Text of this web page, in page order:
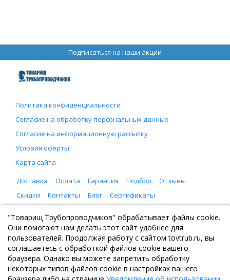
Подписаться на наши акции
Политика конфиденциальности
Согласие на обработку персональных данных
Согласие на информационную рассылку
Условия оферты
Карта сайта
Доставка
Оплата Гарантия Подбор
Отзывы
Скидки
Контакты Блог Сертификаты
ООО "Товарищ Трубопроводчиков"
Москва, Рязанский проспект 8, с. 2
+7 (495) 065-46-75
zakaz@tovtrub.ru
09:00-17:00 ПН-ПТ
Склад: Москва, Рязанский проспект 8, с. 2
"Товарищ Трубопроводчиков" обрабатывает файлы cookie.
Они помогают нам делать этот сайт удобнее для
пользователей. Продолжая работу с сайтом tovtrub.ru, вы
соглашаетесь с обработкой файлов cookie вашего
браузера. Однако вы можете запретить обработку
некоторых типов файлов cookie в настройках вашего